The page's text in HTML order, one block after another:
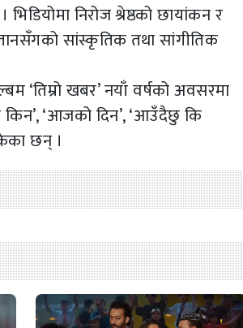
निरोज श्रेष्ठको छायांकन र
सांस्कृतिक तथा सांगीतिक
खबर’ नयाँ वर्षको अवसरमा
‘आजको दिन’, ‘आउँदैछु कि
छन् ।